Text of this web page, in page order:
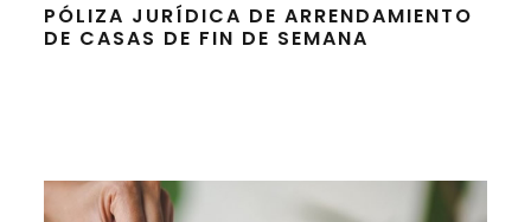
PÓLIZA JURÍDICA DE ARRENDAMIENTO
DE CASAS DE FIN DE SEMANA